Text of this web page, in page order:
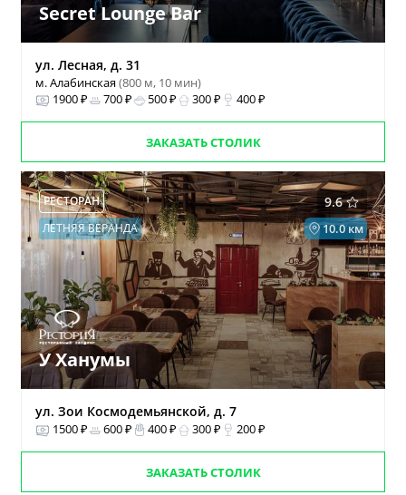
Secret Lounge Bar
ул. Лесная, д. 31
м. Алабинская(800 м, 10 мин)
1900 ₽
700 ₽ 500 ₽ 300 ₽ 400 ₽
ЗАКАЗАТЬ СТОЛИК
9.6
РЕСТОРАН
10.0 км
ЛЕТНЯЯ ВЕРАНДА
У Ханумы
ул. Зои Космодемьянской, д. 7
1500 ₽ 600 ₽ 400 ₽ 300 ₽ 200 ₽
ЗАКАЗАТЬ СТОЛИК